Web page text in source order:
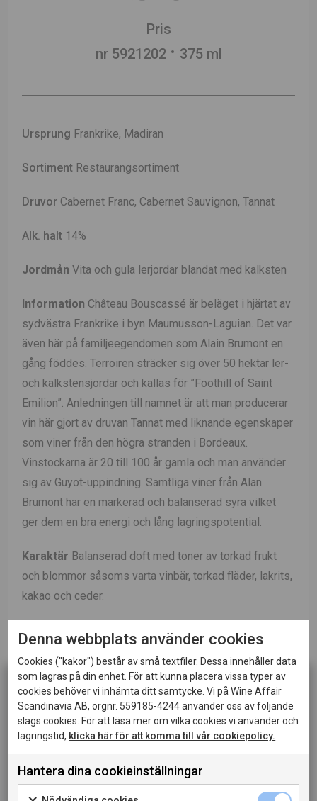
Pris
nr 5921202
375 ml
Ursprung Frankrike, Madiran
Sortiment Restaurangsortiment
Druvor Cabernet Franc, Cabernet Sauvignon, Tannat
Alk. halt 14%
JordmånVita och gula lerjordar blandat med kalksten
Information Château Bouscassé är beläget i hjärtat av
sydvästra Frankrike i byn Maumusson-Laguian. Det var
även här på familjeegendomen som Alain Brumont en
gång föddes. Terroiren sträcker sig över 50 hektar ler-
och kalkstensjordar och kallas för ”Foothill of Saint
Emilion”. Anledningen till namnet är att man producerar
vin här gjort av druvan Tannat med liknande egenskaper
som viner från den högra stranden i Bordeaux.
Vinstockarna är 20 till 100 år gamla och man använder
sig av Guyot-uppindning. Samtliga viner från Alan
Brumont har en markerad och balanserad syra vilket
ger dem en bra energi och lång lagringspotential.
Karaktär Balanserad doft med toner av torkad frukt
och blommor såsoms varta vinbär, torkad fläder, lakrits,
kakao och ceder.
Vinifiering
Vinet macereras i 3-6 veckor och jäser
sedan i temperaturkontrollerade tankar i 28 grader.
Vinet genomgår malolaktisk jäsning i ekfat.
LagringVinet har lagrats 14 månader på sin
jästfällning i 30-50 procent ny ek.
potatisgratäng tämjer de markerade tanninerna.
Bouscassé och Bea är ett säkert kort!
Denna webbplats använder cookies
Cookies ("kakor") består av små textfiler. Dessa innehåller data
som lagras på din enhet. För att kunna placera vissa typer av
cookies behöver vi inhämta ditt samtycke. Vi på Wine Affair
Scandinavia AB, orgnr. 559185-4244 använder oss av följande
slags cookies. För att läsa mer om vilka cookies vi använder och
lagringstid, klicka här för att komma till vår cookiepolicy.
Hantera dina cookieinställningar
Denna sida innehåller information om alkoholhaltiga
drycker och riktar sig till dig som fyllt 20 år.